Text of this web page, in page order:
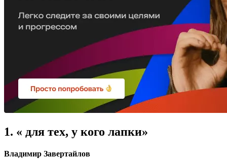
1. « для тех, у кого лапки»
Владимир Завертайлов